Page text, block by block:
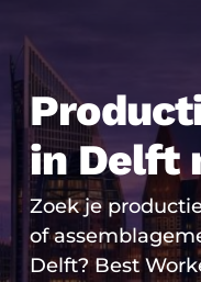
in Delft
Zoek je
of
Delft? Best